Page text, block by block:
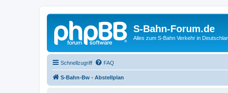
S-Bahn-Forum.de
Alles zum S-Bahn Verkehr in
Schnellzugriff FAQ
S-Bahn-Bw - Abstellplan